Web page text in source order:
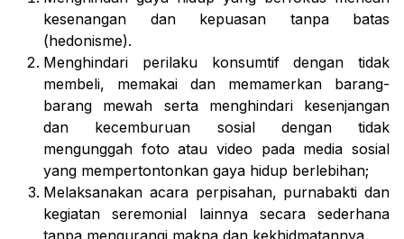
kesenangan dan kepuasan tanpa batas
(hedonisme).
Menghindari perilaku konsumtif dengan tidak
membeli, memakai dan memamerkan barang-
barang mewah serta menghindari kesenjangan
dan kecemburuan sosial dengan tidak
mengunggah foto atau video pada media sosial
yang mempertontonkan gaya hidup berlebihan;
Melaksanakan acara perpisahan, purnabakti dan
kegiatan seremonial lainnya secara sederhana